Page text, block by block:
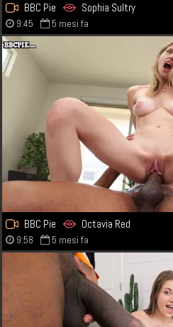
BBC Pie Sophia Sultry
9:45 5 mesi fa
BBC Pie Octavia Red
9:58 5 mesi fa